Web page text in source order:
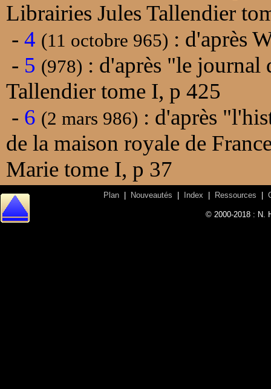
Librairies Jules Tallendier
- 4 (11 octobre 965) : d'après
- 5 (978) : d'après "le journal
Tallendier tome I, p 425
- 6 (2 mars 986) : d'après
de la maison royale de
Marie tome I, p 37
Plan Nouveautés Index Ressources
© 2000-2018 : N.